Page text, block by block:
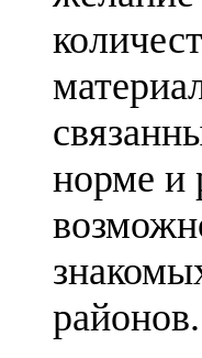
норме и
районов.